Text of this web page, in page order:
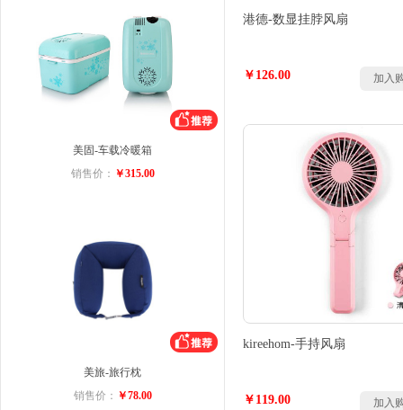
美固-车载冷暖箱
销售价： ￥315.00
美旅-旅行枕
销售价： ￥78.00
港德-数显挂脖风扇
￥126.00 加入
kireehom-手持风扇
￥119.00 加入